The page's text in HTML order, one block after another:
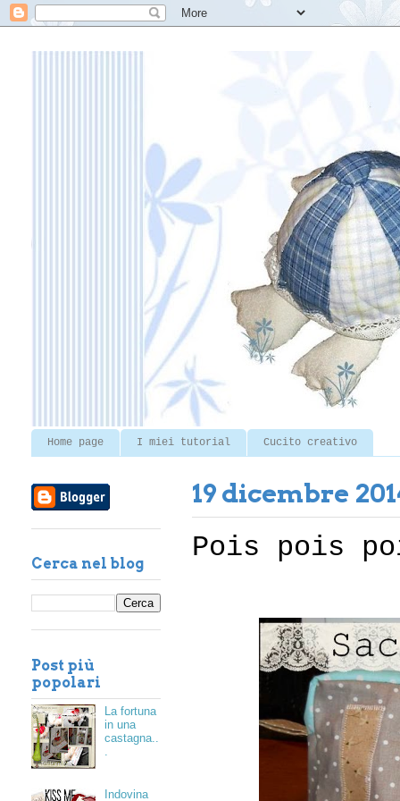
Home page I miei tutorial Cucito creativo
19 dicembre
Pois pois
Cerca nel blog
Post più
popolari
La fortuna
in una
castagna..
.
Indovina